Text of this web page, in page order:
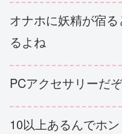
オナホに妖精が宿
るよね
PCアクセサリーだ
10以上あるんでホ